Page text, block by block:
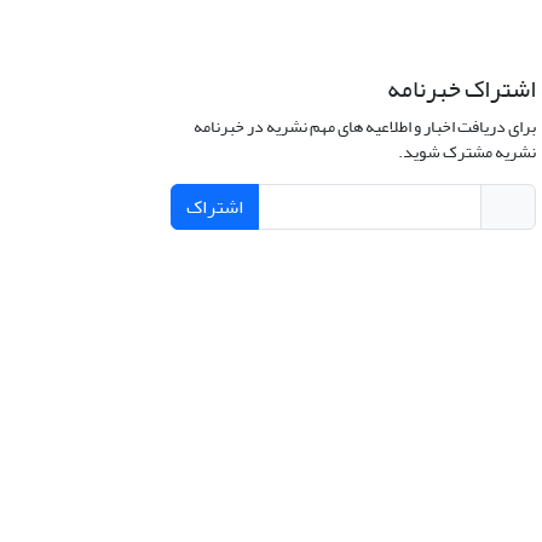
اشتراک خبرنامه
برای دریافت اخبار و اطلاعیه های مهم نشریه در خبرنامه
نشریه مشترک شوید.
اشتراک